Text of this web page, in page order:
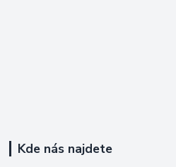
Kde nás najdete